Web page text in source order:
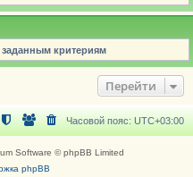
критериям
Перейти
Часовой пояс: UTC+03:00
Software © phpBB Limited
phpBB